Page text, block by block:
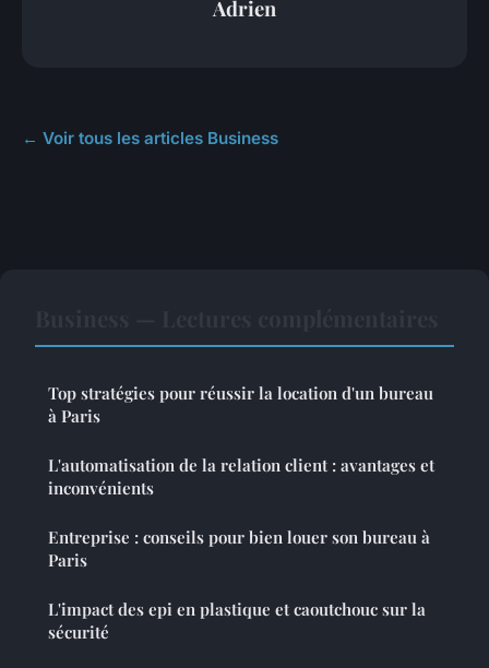
Adrien
← Voir tous les articles Business
Top stratégies pour réussir la location d'un bureau
à Paris
L'automatisation de la relation client : avantages et
inconvénients
Entreprise : conseils pour bien louer son bureau à
Paris
L'impact des epi en plastique et caoutchouc sur la
sécurité